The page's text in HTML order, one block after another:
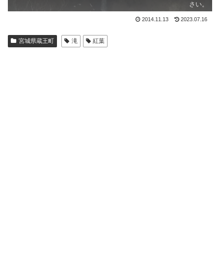
さい。
2014.11.13 2023.07.16
宮城県蔵王町 滝 紅葉